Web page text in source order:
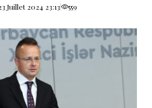
Juillet 2024 23:13 559